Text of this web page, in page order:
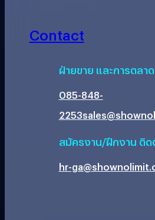
Contact
ฝ่ายขาย และการตลาด
085-848-
2253
สมัครงาน/ฝึกงาน ติด
hr-